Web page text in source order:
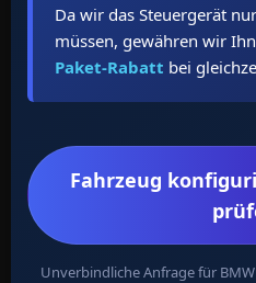
Da wir das Steuergerät
müssen, gewähren wir
Paket-Rabatt bei
Fahrzeug
Unverbindliche Anfrage für BMW